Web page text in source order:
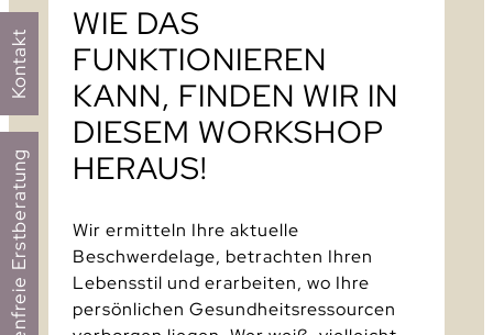
WIE DAS
FUNKTIONIEREN
KANN, FINDEN WIR IN
DIESEM WORKSHOP
HERAUS!
Wir ermitteln Ihre aktuelle
Beschwerdelage, betrachten Ihren
Lebensstil und erarbeiten, wo Ihre
persönlichen Gesundheitsressourcen
Kostenfreie Erstberatung
Kontakt